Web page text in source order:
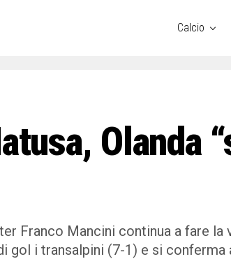
Calcio
Olanda
Franco Mancini continua a fare
gol i transalpini (7-1) e si